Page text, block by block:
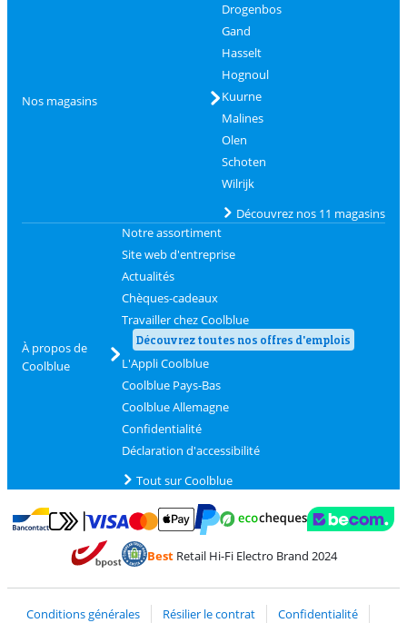
Nos magasins
Drogenbos
Gand
Hasselt
Hognoul
Kuurne
Malines
Olen
Schoten
Wilrijk
Découvrez nos 11 magasins
À propos de
Coolblue
Notre assortiment
Site web d'entreprise
Actualités
Chèques-cadeaux
Travailler chez Coolblue
Découvrez toutes nos offres d'emplois
L'Appli Coolblue
Coolblue Pays-Bas
Coolblue Allemagne
Confidentialité
Déclaration d'accessibilité
Tout sur Coolblue
Payer avec Bancontact
Payer avec MasterCard et Visa via ClickToPay
Payer avec PayPal
BestRetail Hi-Fi Electro Brand 2024
Conditions générales Résilier le contrat
Confidentialité